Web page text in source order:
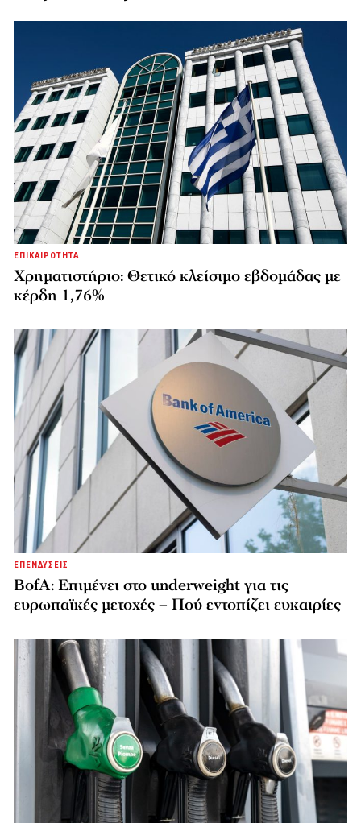
ΕΠΙΚΑΙΡΟΤΗΤΑ
Χρηματιστήριο: Θετικό κλείσιμο εβδομάδας με
κέρδη 1,76%
ΕΠΕΝΔΥΣΕΙΣ
BofA: Επιμένει στο underweight για τις
ευρωπαϊκές μετοχές – Πού εντοπίζει ευκαιρίες